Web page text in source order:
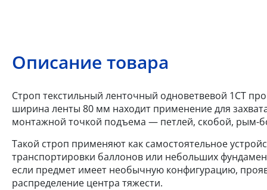
Описание товара
Строп текстильный ленточный одноветвевой 1СТ
ширина ленты 80 мм находит применение для
монтажной точкой подъема — петлей, скобой, рым-
Такой строп применяют как самостоятельное
транспортировки баллонов или небольших
если предмет имеет необычную конфигурацию,
распределение центра тяжести.